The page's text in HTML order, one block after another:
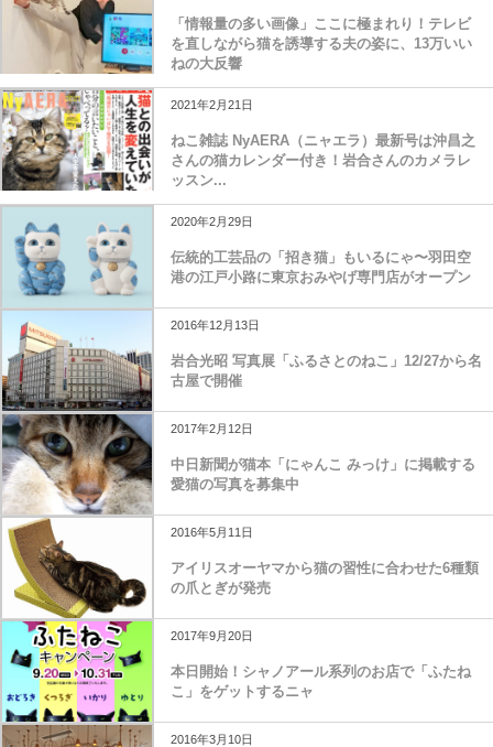
「情報量の多い画像」ここに極まれり！テレビ
を直しながら猫を誘導する夫の姿に、13万いい
ねの大反響
2021年2月21日
ねこ雑誌 NyAERA（ニャエラ）最新号は沖昌之
さんの猫カレンダー付き！岩合さんのカメラレ
ッスン...
2020年2月29日
伝統的工芸品の「招き猫」もいるにゃ〜羽田空
港の江戸小路に東京おみやげ専門店がオープン
2016年12月13日
岩合光昭 写真展「ふるさとのねこ」12/27から名
古屋で開催
2017年2月12日
中日新聞が猫本「にゃんこ みっけ」に掲載する
愛猫の写真を募集中
2016年5月11日
アイリスオーヤマから猫の習性に合わせた6種類
の爪とぎが発売
2017年9月20日
本日開始！シャノアール系列のお店で「ふたね
こ」をゲットするニャ
2016年3月10日